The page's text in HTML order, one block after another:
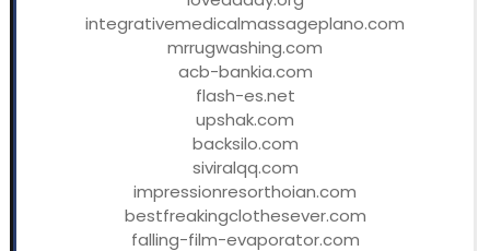
integrativemedicalmassageplano.com
mrrugwashing.com
acb-bankia.com
flash-es.net
upshak.com
backsilo.com
siviralqq.com
impressionresorthoian.com
bestfreakingclothesever.com
falling-film-evaporator.com